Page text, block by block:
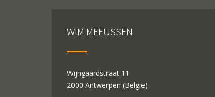
WIM MEEUSSEN
Wijngaardstraat 11
2000 Antwerpen (België)